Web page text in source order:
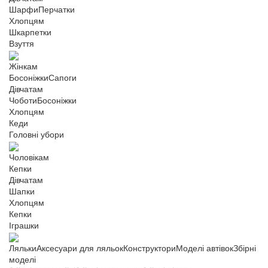
ШарфиПерчатки
Хлопцям
Шкарпетки
Взуття
Жінкам
БосоніжкиСапоги
Дівчатам
ЧоботиБосоніжки
Хлопцям
Кеди
Головні убори
Чоловікам
Кепки
Дівчатам
Шапки
Хлопцям
Кепки
Іграшки
ЛялькиАксесуари для ляльокКонструкториМоделі автівокЗбірні
моделі